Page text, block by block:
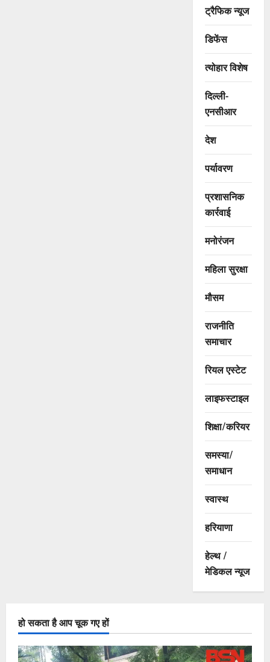
ट्रैफिक न्यूज
डिफेंस
त्योहार विशेष
दिल्ली-
एनसीआर
देश
पर्यावरण
प्रशासनिक
कार्रवाई
मनोरंजन
महिला सुरक्षा
मौसम
राजनीति
समाचार
रियल एस्टेट
लाइफस्टाइल
शिक्षा/करियर
समस्या/
समाधान
स्वास्थ
हरियाणा
हेल्थ /
मेडिकल न्यूज
हो सकता है आप चूक गए हों